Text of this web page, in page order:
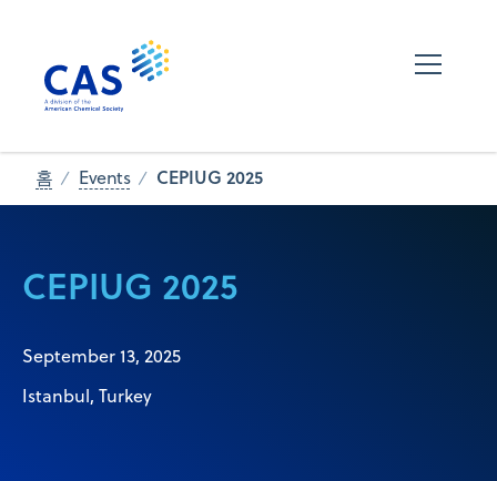
홈 Events CEPIUG 2025
CEPIUG 2025
September 13, 2025
Istanbul, Turkey